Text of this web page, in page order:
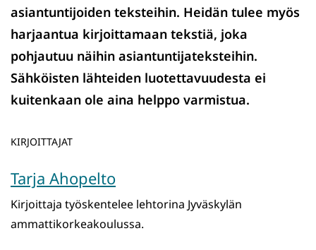
asiantuntijoiden teksteihin. Heidän tulee myös
harjaantua kirjoittamaan tekstiä, joka
pohjautuu näihin asiantuntijateksteihin.
Sähköisten lähteiden luotettavuudesta ei
kuitenkaan ole aina helppo varmistua.
KIRJOITTAJAT
Tarja Ahopelto
Kirjoittaja työskentelee lehtorina Jyväskylän
ammattikorkeakoulussa.